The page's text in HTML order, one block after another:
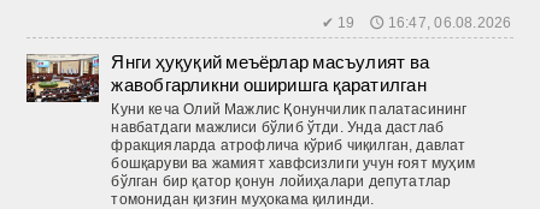
✔ 19 🕔 16:47, 06.08.2026
Янги ҳуқуқий меъёрлар масъулият ва
жавобгарликни оширишга қаратилган
Куни кеча Олий Мажлис Қонунчилик палатасининг
навбатдаги мажлиси бўлиб ўтди. Унда дастлаб
фракцияларда атрофлича кўриб чиқилган, давлат
бошқаруви ва жамият хавфсизлиги учун ғоят муҳим
бўлган бир қатор қонун лойиҳалари депутатлар
томонидан қизғин муҳокама қилинди.